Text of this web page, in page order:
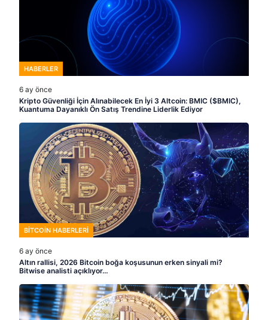
HABERLER
6 ay önce
Kripto Güvenliği İçin Alınabilecek En İyi 3 Altcoin: BMIC ($BMIC),
Kuantuma Dayanıklı Ön Satış Trendine Liderlik Ediyor
BITCOIN HABERLERI
6 ay önce
Altın rallisi, 2026 Bitcoin boğa koşusunun erken sinyali mi?
Bitwise analisti açıklıyor…